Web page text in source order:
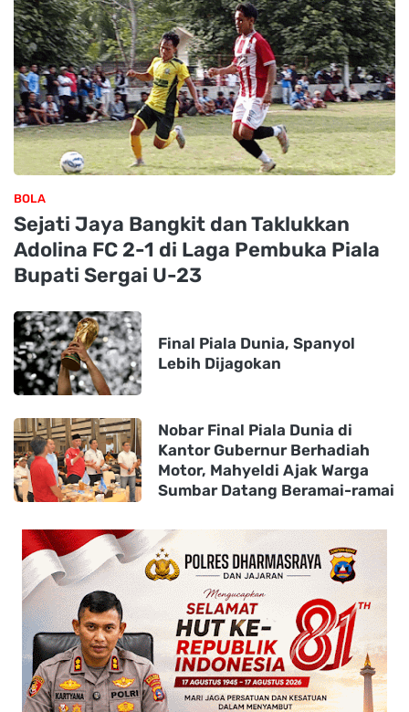
BOLA
Sejati Jaya Bangkit dan Taklukkan
Adolina FC 2-1 di Laga Pembuka Piala
Bupati Sergai U-23
Final Piala Dunia, Spanyol
Lebih Dijagokan
Nobar Final Piala Dunia di
Kantor Gubernur Berhadiah
Motor, Mahyeldi Ajak Warga
Sumbar Datang Beramai-ramai